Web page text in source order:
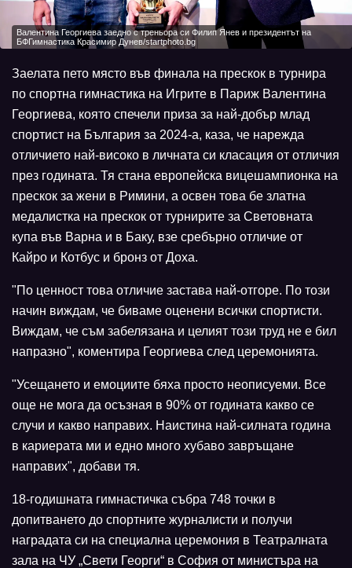
Валентина Георгиева заедно с треньора си Филип Янев и президентът на
БФГимнастика Красимир Дунев/startphoto.bg
Заелата пето място във финала на прескок в турнира
по спортна гимнастика на Игрите в Париж Валентина
Георгиева, която спечели приза за най-добър млад
спортист на България за 2024-а, каза, че нарежда
отличието най-високо в личната си класация от отличия
през годината. Тя стана европейска вицешампионка на
прескок за жени в Римини, а освен това бе златна
медалистка на прескок от турнирите за Световната
купа във Варна и в Баку, взе сребърно отличие от
Кайро и Котбус и бронз от Доха.
"По ценност това отличие застава най-отгоре. По този
начин виждам, че биваме оценени всички спортисти.
Виждам, че съм забелязана и целият този труд не е бил
напразно", коментира Георгиева след церемонията.
"Усещането и емоциите бяха просто неописуеми. Все
още не мога да осъзная в 90% от годината какво се
случи и какво направих. Наистина най-силната година
в кариерата ми и едно много хубаво завръщане
направих", добави тя.
18-годишната гимнастичка събра 748 точки в
допитването до спортните журналисти и получи
наградата си на специална церемония в Театралната
зала на ЧУ „Свети Георги“ в София от министъра на